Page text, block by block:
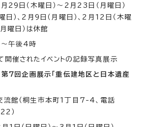
29日（木曜日）〜2月23日（月曜日）
日）、2月9日（月曜日）、2月12日（木曜
曜日）は休館
〜午後4時
開催されたイベントの記録写真展示
7回企画展示「重伝建地区と日本遺産
流館（桐生市本町1丁目7-4、電話
）